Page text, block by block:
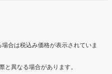
合は税込み価格が表示されていま
異なる場合があります。